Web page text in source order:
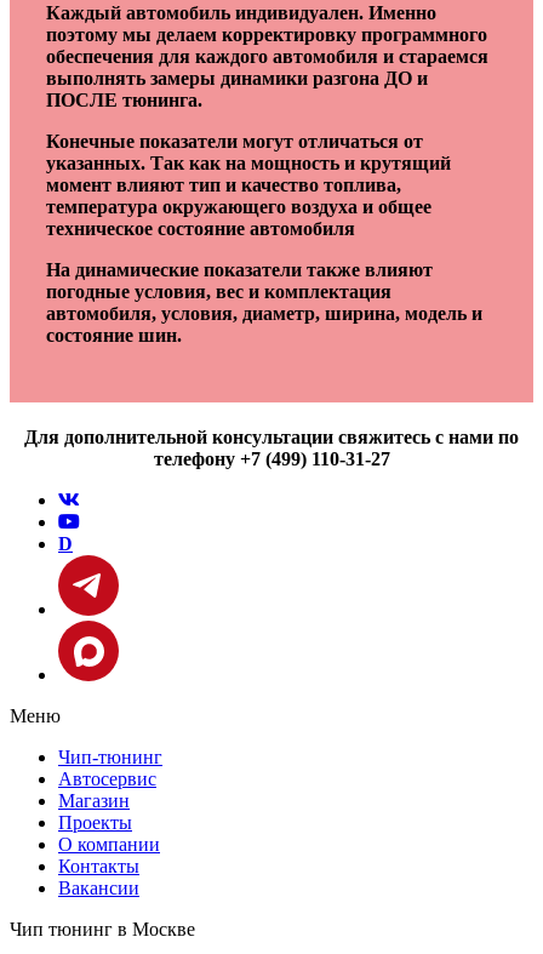
Каждый автомобиль индивидуален. Именно
поэтому мы делаем корректировку программного
обеспечения для каждого автомобиля и стараемся
выполнять замеры динамики разгона ДО и
ПОСЛЕ тюнинга.
Конечные показатели могут отличаться от
указанных. Так как на мощность и крутящий
момент влияют тип и качество топлива,
температура окружающего воздуха и общее
техническое состояние автомобиля
На динамические показатели также влияют
погодные условия, вес и комплектация
автомобиля, условия, диаметр, ширина, модель и
состояние шин.
Для дополнительной консультации свяжитесь с нами по
телефону +7 (499) 110-31-27
D
Меню
Чип-тюнинг
Автосервис
Магазин
Проекты
О компании
Контакты
Вакансии
Чип тюнинг в Москве